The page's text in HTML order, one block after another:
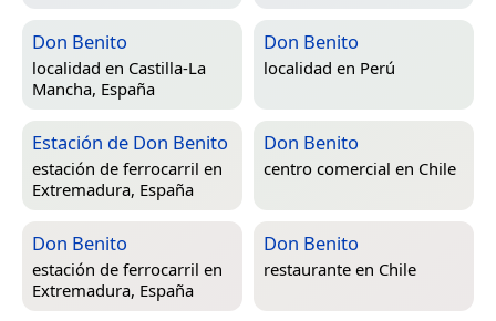
Don Benito
localidad en Castilla-La
Mancha, España
Don Benito
localidad en Perú
Estación de Don Benito
estación de ferrocarril en
Extremadura, España
Don Benito
centro comercial en Chile
Don Benito
estación de ferrocarril en
Extremadura, España
Don Benito
restaurante en Chile